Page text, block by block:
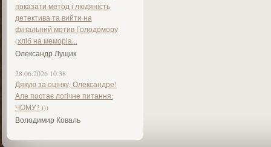
показати метод і людяність
детектива та вийти на
фінальний мотив Голодомору
(хліб на меморіа...
Олександр Лущик
28.06.2026 10:38
Дякую за оцінку, Олександре!
Але постає логічне питання:
ЧОМУ? )))
Володимир Коваль